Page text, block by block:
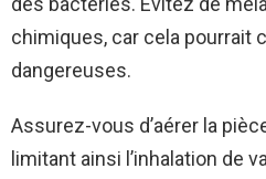
chimiques, car cela pourrait
dangereuses.
Assurez-vous d’aérer la
limitant ainsi l’inhalation de